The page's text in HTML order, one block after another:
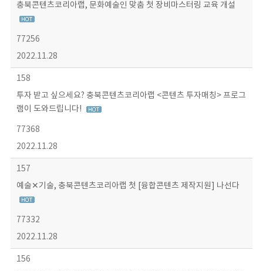
충북콘텐츠코리아랩, 문화예술인 맞춤 첫 장비마스터링 교육 개설
77256
2022.11.28
158
투자 받고 싶으세요? 충북콘텐츠코리아랩 <콘텐츠 투자매칭> 프로그
램이 도와드립니다!
77368
2022.11.28
157
예술✕기술, 충북콘텐츠코리아랩 첫 [융합콘텐츠 제작지원] 나선다
77332
2022.11.28
156